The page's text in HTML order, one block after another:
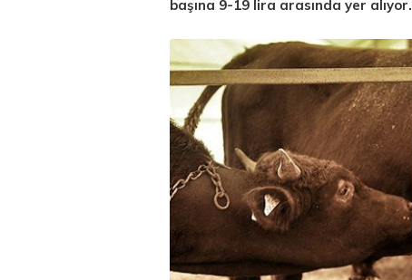
başına 9-19 lira arasında yer alıyor.